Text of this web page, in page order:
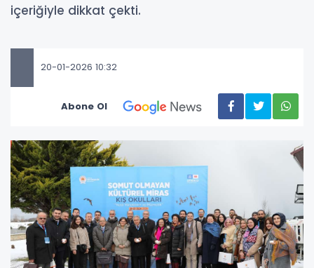
içeriğiyle dikkat çekti.
20-01-2026 10:32
Abone Ol